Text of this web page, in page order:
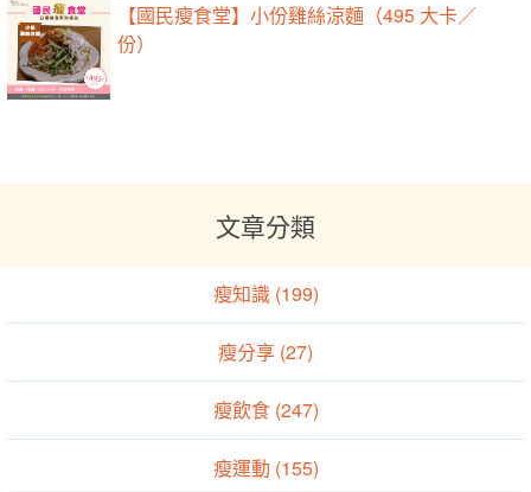
【國民瘦食堂】小份雞絲涼麵（495 大卡／
份）
文章分類
瘦知識 (199)
瘦分享 (27)
瘦飲食 (247)
瘦運動 (155)